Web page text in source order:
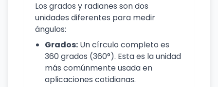
Los grados y radianes son dos
unidades diferentes para medir
ángulos:
Grados: Un círculo completo es
360 grados (360°). Esta es la unidad
más comúnmente usada en
aplicaciones cotidianas.